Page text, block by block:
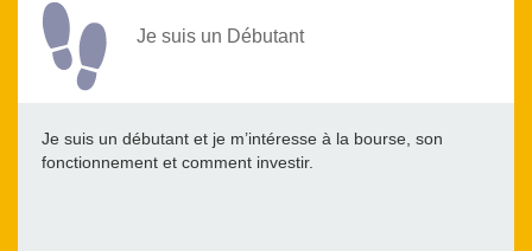
Je suis un Débutant
Je suis un débutant et je m’intéresse à la bourse, son
fonctionnement et comment investir.